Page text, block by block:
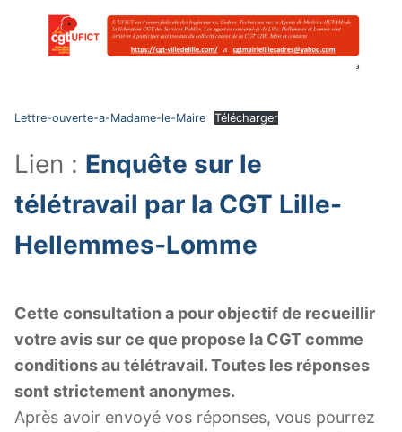
Lettre-ouverte-a-Madame-le-Maire Télécharger
Lien : Enquête sur le
télétravail par la CGT Lille-
Hellemmes-Lomme
Cette consultation a pour objectif de recueillir
votre avis sur ce que propose la CGT comme
conditions au télétravail. Toutes les réponses
sont strictement anonymes.
Après avoir envoyé vos réponses, vous pourrez